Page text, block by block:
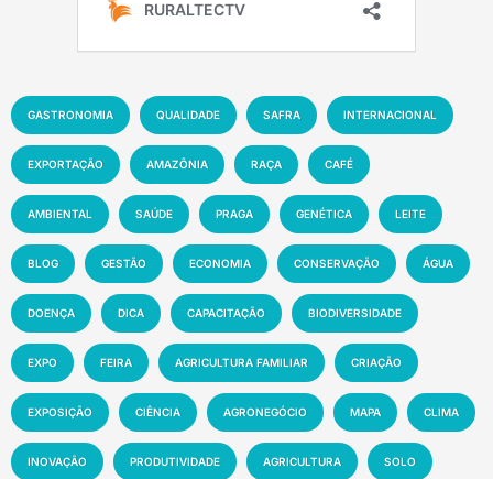
GASTRONOMIA QUALIDADE SAFRA INTERNACIONAL
EXPORTAÇÃO AMAZÔNIA RAÇA CAFÉ
AMBIENTAL SAÚDE PRAGA GENÉTICA LEITE
BLOG GESTÃO ECONOMIA CONSERVAÇÃO ÁGUA
DOENÇA DICA CAPACITAÇÃO BIODIVERSIDADE
EXPO FEIRA AGRICULTURA FAMILIAR CRIAÇÃO
EXPOSIÇÃO CIÊNCIA AGRONEGÓCIO MAPA CLIMA
INOVAÇÃO PRODUTIVIDADE AGRICULTURA SOLO